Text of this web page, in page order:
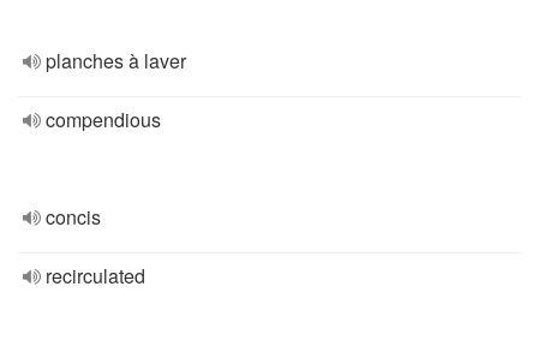
planches à laver
compendious
concis
recirculated